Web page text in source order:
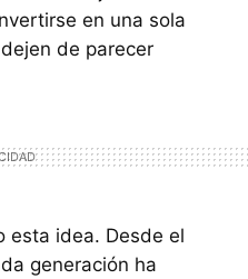
en una sola
de parecer
esta idea. Desde el
generación ha